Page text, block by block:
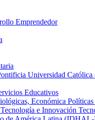
Emprendedor
Universidad Católica
Educativos
Económica
e Innovación